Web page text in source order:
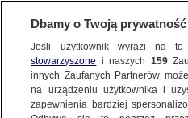
BIURO REKLAMY TVN MEDIA
Dbamy o Twoją prywatność
Jeśli użytkownik wyrazi na
stowarzyszone i naszych 159
innych Zaufanych Partnerów
na urządzeniu użytkownika i
zapewnienia bardziej